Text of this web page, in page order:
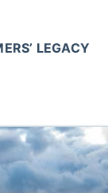
LEGACY